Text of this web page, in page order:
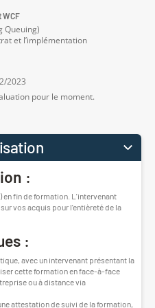
WCF
Queuing)
et l’implémentation
2023
pour le moment.
:
en fin de formation. L'intervenant
vos acquis pour l'entièreté de la
:
avec un intervenant présentant la
cette formation en face-à-face
ou à distance via
attestation de suivi de la formation,